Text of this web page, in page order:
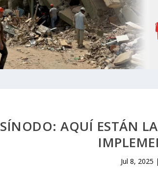
SÍNODO: AQUÍ ESTÁN
Jul 8, 2025 |